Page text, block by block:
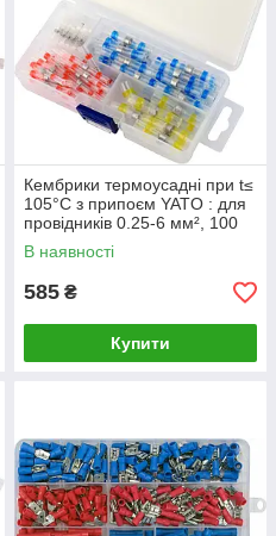
Кембрики термоусадні при t≤
105°C з припоєм YATO : для
провідників 0.25-6 мм², 100
шт [150]
В наявності
585 ₴
Купити